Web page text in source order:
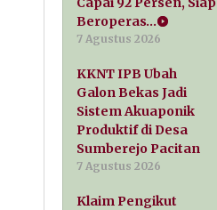
Beroperas…
7 Agustus 2026
KKNT IPB Ubah
Galon Bekas Jadi
Sistem Akuaponik
Produktif di Desa
Sumberejo Pacitan
7 Agustus 2026
Klaim Pengikut